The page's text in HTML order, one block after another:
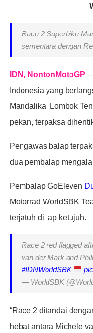
Race 2 Superbike
sementara dengan
IDN, NontonMotoGP —
Indonesia yang
Mandalika, Lombok
pekan, terpaksa
Pengawas balap
dua pembalap
Pembalap GoEleven
Motorrad WorldSBK
terjatuh di lap ketujuh.
Race 2 red flagged
van der Mark and
#IDNWorldSBK
— WorldSBK
“Race 2 ditandai
hebat antara Michele